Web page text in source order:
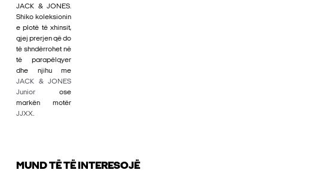
JACK & JONES.
Shiko koleksionin
e plotë të xhinsit,
gjej prerjen që do
të shndërrohet në
të parapëlqyer
dhe njihu me
JACK & JONES
Junior ose
markën motër
JJXX.
MUND TË TË INTERESOJË